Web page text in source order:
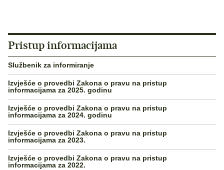
Pristup informacijama
Službenik za informiranje
Izvješće o provedbi Zakona o pravu na pristup
informacijama za 2025. godinu
Izvješće o provedbi Zakona o pravu na pristup
informacijama za 2024. godinu
Izvješće o provedbi Zakona o pravu na pristup
informacijama za 2023.
Izvješće o provedbi Zakona o pravu na pristup
informacijama za 2022.